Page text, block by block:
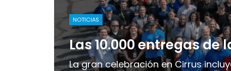
NOTICIAS
Las 10.000 entregas de
La gran celebración en Cirrus